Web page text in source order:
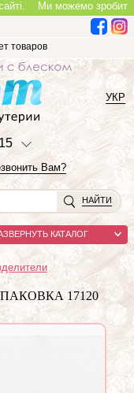
Ми можемо зробити
товаров
5
Вам?
УКР
НАЙТИ
КАТАЛОГ
17120